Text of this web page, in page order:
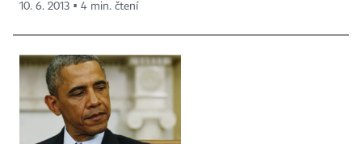
10. 6. 2013 ▪ 4 min. čtení